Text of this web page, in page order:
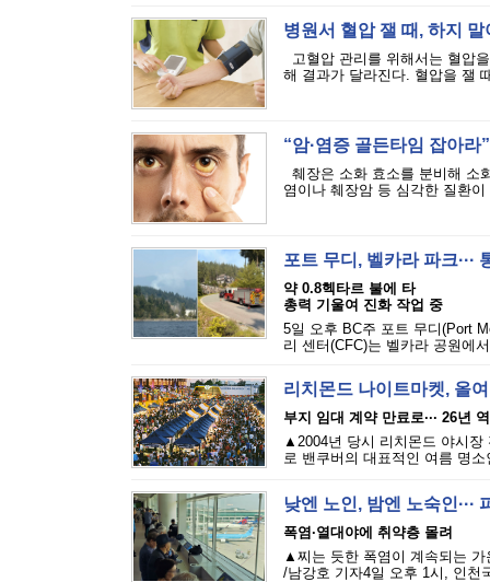
병원서 혈압 잴 때, 하지 말
고혈압 관리를 위해서는 혈압
해 결과가 달라진다. 혈압을 잴
“암·염증 골든타임 잡아라
췌장은 소화 효소를 분비해 소
염이나 췌장암 등 심각한 질환
포트 무디, 벨카라 파크···
약 0.8헥타르 불에 타
총력 기울여 진화 작업 중
5일 오후 BC주 포트 무디(Port
리 센터(CFC)는 벨카라 공원에
리치몬드 나이트마켓, 올
부지 임대 계약 만료로··· 26년
▲2004년 당시 리치몬드 야시장
로 밴쿠버의 대표적인 여름 명
낮엔 노인, 밤엔 노숙인
폭염·열대야에 취약층 몰려
▲찌는 듯한 폭염이 계속되는 가
/남강호 기자4일 오후 1시, 인천